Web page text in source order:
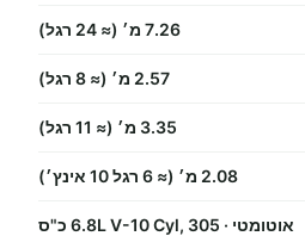
7.26 מ׳ (≈ 24 רגל)
2.57 מ׳ (≈ 8 רגל)
3.35 מ׳ (≈ 11 רגל)
2.08 מ׳ (≈ 6 רגל 10 אינץ׳)
אוטומטי · 6.8L V-10 Cyl, 305 כ"ס